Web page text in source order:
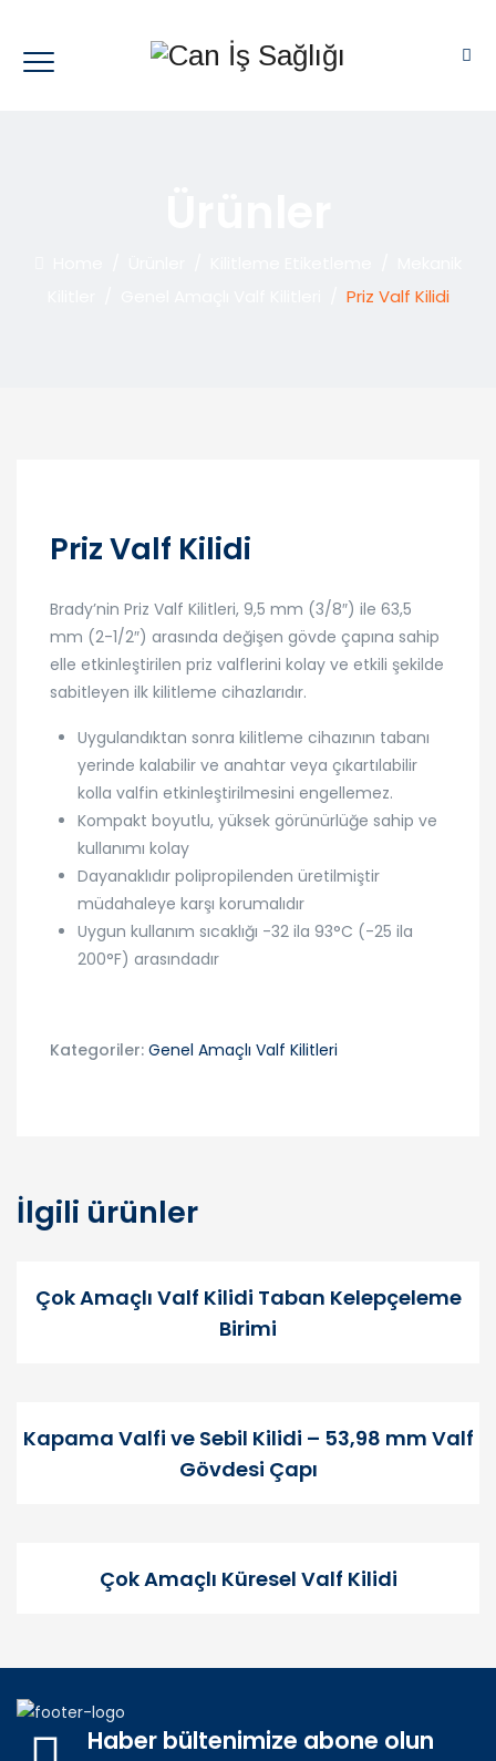
Priz Valf Kilidi
Priz Valf Kilidi
Brady’nin Priz Valf Kilitleri, 9,5 mm (3/8″) ile 63,5
mm (2-1/2″) arasında değişen gövde çapına sahip
elle etkinleştirilen priz valflerini kolay ve etkili şekilde
sabitleyen ilk kilitleme cihazlarıdır.
Uygulandıktan sonra kilitleme cihazının tabanı
yerinde kalabilir ve anahtar veya çıkartılabilir
kolla valfin etkinleştirilmesini engellemez.
Kompakt boyutlu, yüksek görünürlüğe sahip ve
kullanımı kolay
Dayanaklıdır polipropilenden üretilmiştir
müdahaleye karşı korumalıdır
Uygun kullanım sıcaklığı -32 ila 93°C (-25 ila
200°F) arasındadır
Kategoriler: Genel Amaçlı Valf Kilitleri
İlgili ürünler
Çok Amaçlı Valf Kilidi Taban Kelepçeleme
Birimi
Kapama Valfi ve Sebil Kilidi – 53,98 mm Valf
Gövdesi Çapı
Çok Amaçlı Küresel Valf Kilidi
Haber bültenimize abone olun